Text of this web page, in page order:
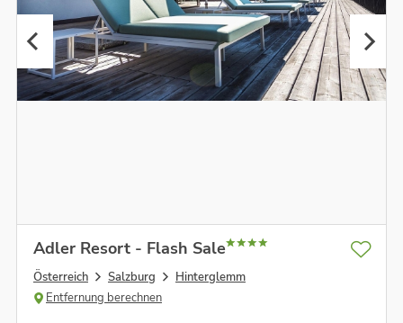
Adler Resort - Flash Sale
Österreich Salzburg
Hinterglemm
Entfernung berechnen